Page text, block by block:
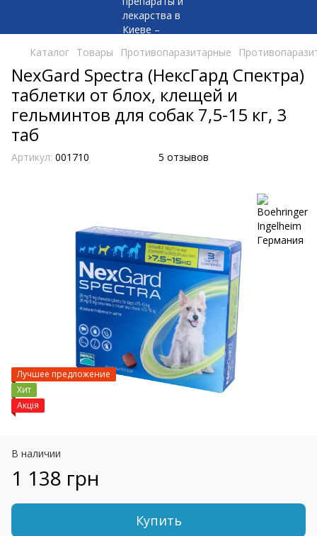
Каталог Товары Противопаразитарные
NexGard Spectra (НексГард Спектра)
таблетки от блох, клещей и
гельминтов для собак 7,5-15 кг, 3
таб
Артикул: 001710 5 отзывов
Лучшее предложение
Хит
Акція
В наличии
1 138 грн
Купить